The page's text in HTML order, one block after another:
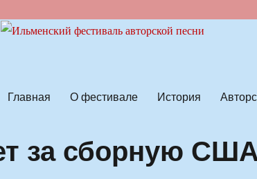
Главная О фестивале История
за сборную